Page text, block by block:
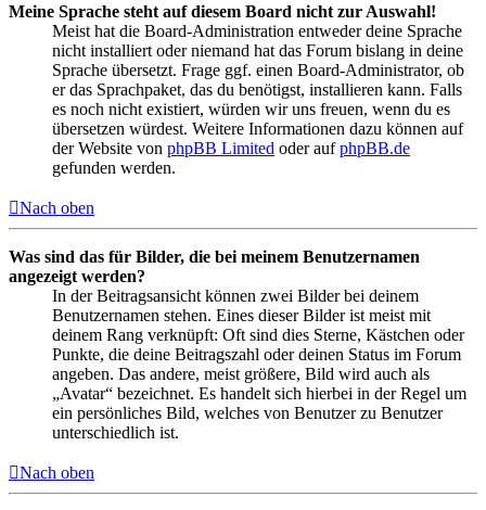
Meine Sprache steht auf diesem Board nicht zur Auswahl!
Meist hat die Board-Administration entweder deine Sprache
nicht installiert oder niemand hat das Forum bislang in deine
Sprache übersetzt. Frage ggf. einen Board-Administrator, ob
er das Sprachpaket, das du benötigst, installieren kann. Falls
es noch nicht existiert, würden wir uns freuen, wenn du es
übersetzen würdest. Weitere Informationen dazu können auf
der Website von phpBB Limited oder aufphpBB.de
gefunden werden.
Nach oben
Was sind das für Bilder, die bei meinem Benutzernamen
angezeigt werden?
In der Beitragsansicht können zwei Bilder bei deinem
Benutzernamen stehen. Eines dieser Bilder ist meist mit
deinem Rang verknüpft: Oft sind dies Sterne, Kästchen oder
Punkte, die deine Beitragszahl oder deinen Status im Forum
angeben. Das andere, meist größere, Bild wird auch als
„Avatar“ bezeichnet. Es handelt sich hierbei in der Regel um
ein persönliches Bild, welches von Benutzer zu Benutzer
unterschiedlich ist.
Nach oben